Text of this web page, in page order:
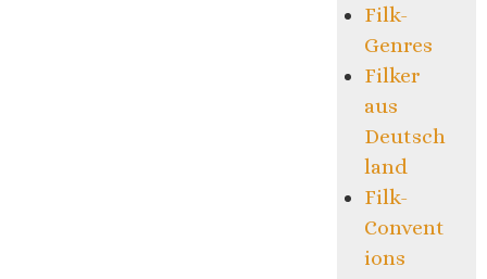
Filk-
Genres
Filker
aus
Deutsch
land
Filk-
Convent
ions